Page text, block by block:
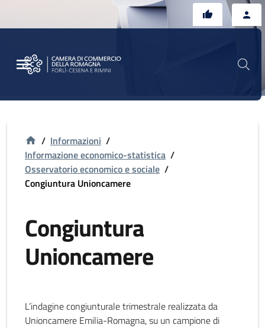
/ Informazioni /
Informazione economico-statistica /
Osservatorio economico e sociale /
Congiuntura Unioncamere
Congiuntura
Unioncamere
L’indagine congiunturale trimestrale realizzata da
Unioncamere Emilia-Romagna, su un campione di